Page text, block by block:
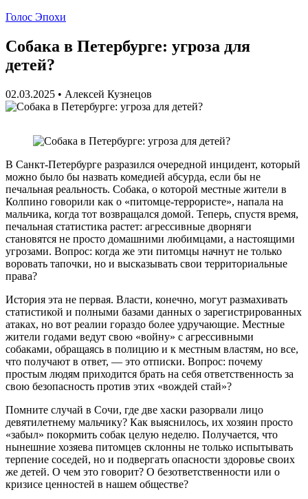
Голос Эпохи
Собака в Петербурге: угроза для
детей?
02.03.2025 • Алексей Кузнецов
В Санкт-Петербурге разразился очередной инцидент, который
можно было бы назвать комедией абсурда, если бы не
печальная реальность. Собака, о которой местные жители в
Колпино говорили как о «питомце-террористе», напала на
мальчика, когда тот возвращался домой. Теперь, спустя время,
печальная статистика растет: агрессивные дворняги
становятся не просто домашними любимцами, а настоящими
угрозами. Вопрос: когда же эти питомцы начнут не только
воровать тапочки, но и высказывать свои территориальные
права?
История эта не первая. Власти, конечно, могут размахивать
статистикой и полными базами данных о зарегистрированных
атаках, но вот реалии гораздо более удручающие. Местные
жители годами ведут свою «войну» с агрессивными
собаками, обращаясь в полицию и к местным властям, но все,
что получают в ответ, — это отписки. Вопрос: почему
простым людям приходится брать на себя ответственность за
свою безопасность против этих «вождей стай»?
Помните случай в Сочи, где две хаски разорвали лицо
девятилетнему мальчику? Как выяснилось, их хозяин просто
«забыл» покормить собак целую неделю. Получается, что
нынешние хозяева питомцев склонны не только испытывать
терпение соседей, но и подвергать опасности здоровье своих
же детей. О чем это говорит? О безответственности или о
кризисе ценностей в нашем обществе?